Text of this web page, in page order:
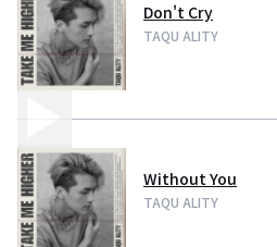
Don't Cry
TAQU ALITY
Without You
TAQU ALITY